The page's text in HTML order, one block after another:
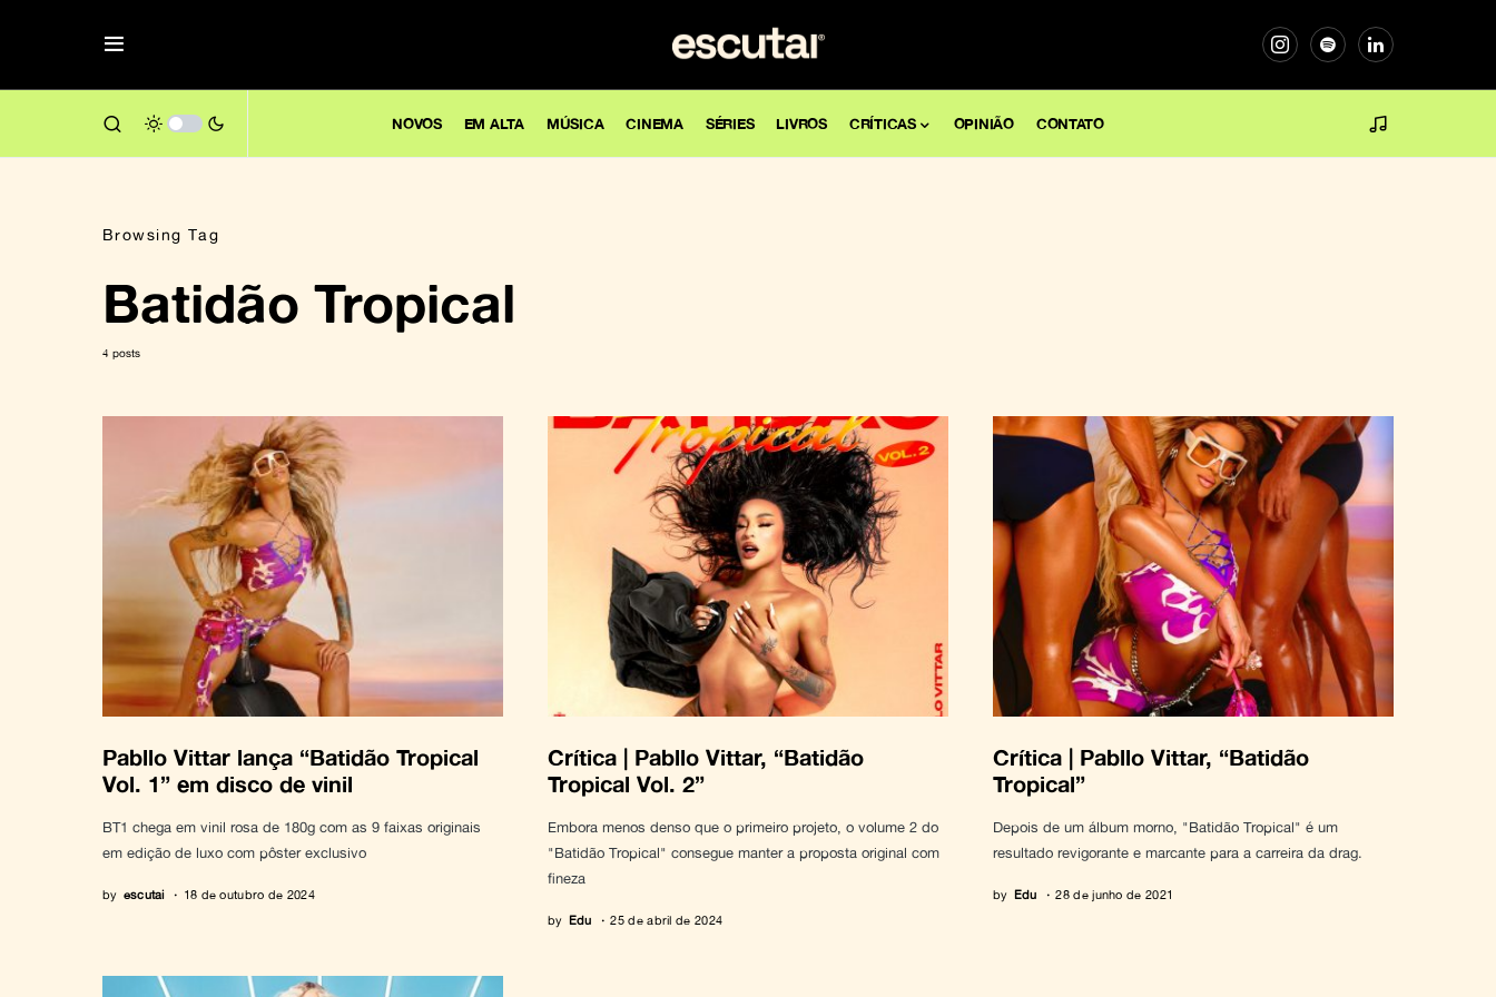
NOVOS EM ALTA MÚSICA CINEMA SÉRIES LIVROS CRÍTICAS OPINIÃO CONTATO
Browsing Tag
Batidão Tropical
4 posts
Pabllo Vittar lança “Batidão Tropical
Vol. 1” em disco de vinil
BT1 chega em vinil rosa de 180g com as 9 faixas originais
em edição de luxo com pôster exclusivo
by escutai 18 de outubro de 2024
Crítica | Pabllo Vittar, “Batidão
Tropical Vol. 2”
Embora menos denso que o primeiro projeto, o volume 2 do
"Batidão Tropical" consegue manter a proposta original com
fineza
by Edu 25 de abril de 2024
Crítica | Pabllo Vittar, “Batidão
Tropical”
Depois de um álbum morno, "Batidão Tropical" é um
resultado revigorante e marcante para a carreira da drag.
by Edu 28 de junho de 2021